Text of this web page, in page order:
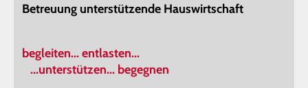
Betreuung unterstützende Hauswirtschaft
begleiten... entlasten...
...unterstützen... begegnen